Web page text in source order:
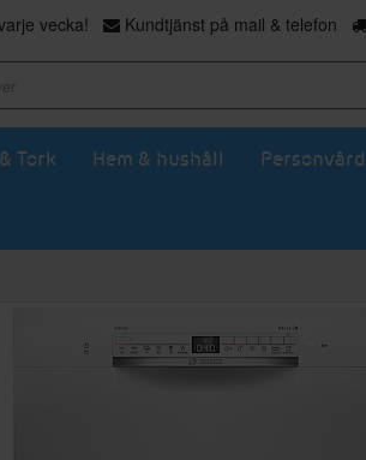
vecka! Kundtjänst på mail & telefon
Tork Hem & hushåll Personvård